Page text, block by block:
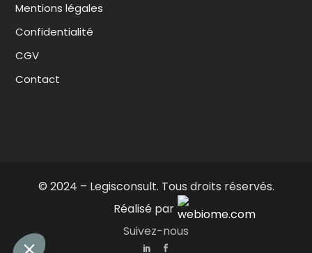
Mentions légales
Confidentialité
CGV
Contact
© 2024 – Legisconsult. Tous droits réservés.
Réalisé par
Suivez-nous